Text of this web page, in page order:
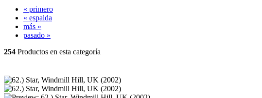
« primero
« espalda
más »
pasado »
254 Productos en esta categoría